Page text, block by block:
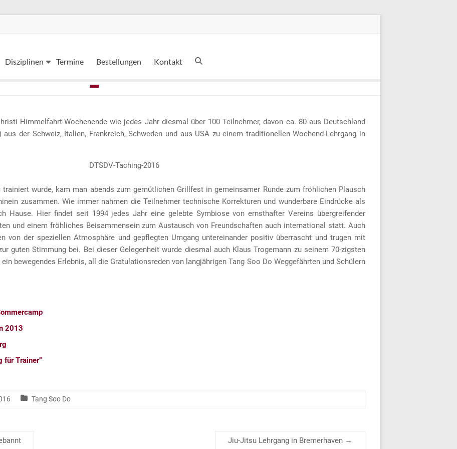
Disziplinen Termine Bestellungen Kontakt
Himmelfahrt-Wochenende wie jedes Jahr diesmal über 100 Teilnehmer, davon ca. 80 aus Deutschland
der Schweiz, Italien, Frankreich, Schweden und aus USA zu einem traditionellen Wochend-Lehrgang in
wurde, kam man abends zum gemütlichen Grillfest in gemeinsamer Runde zum fröhlichen Plausch
zusammen. Wie immer nahmen die Teilnehmer technische Korrekturen und wunderbare Eindrücke als
Hause. Hier findet seit 1994 jedes Jahr eine gelebte Symbiose von ernsthafter Vereins übergreifender
und einem fröhliches Beisammensein zum Austausch von Freundschaften auch international statt. Auch
von der speziellen Atmosphäre und gepflegten Umgang untereinander positiv überrascht und trugen mit
guten Stimmung bei. Bei dieser Gelegenheit wurde diesmal auch Klaus Trogemann zu seinem 70-zigsten
bewegendes Erlebnis, all die Gratulationsreden von langjährigen Tang Soo Do Weggefährten und Schülern
2013
für Trainer“
Tang Soo Do
Jiu-Jitsu Lehrgang in Bremerhaven →